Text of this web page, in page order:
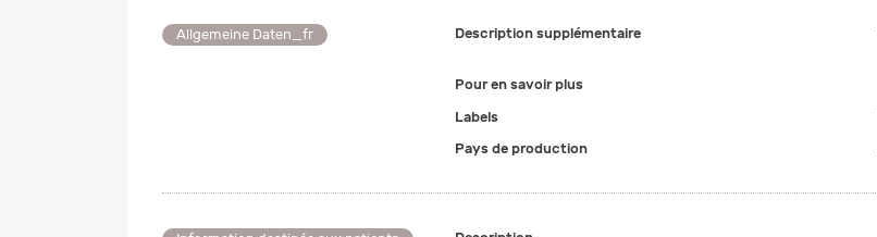
Allgemeine Daten_fr Description supplémentaire
Pour en savoir plus
Labels
Pays de production